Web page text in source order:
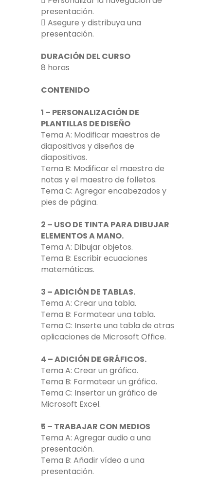
presentación.
 Asegure y distribuya una
presentación.
DURACIÓN DEL CURSO
8 horas
CONTENIDO
1 – PERSONALIZACIÓN DE
PLANTILLAS DE DISEÑO
Tema A: Modificar maestros de
diapositivas y diseños de
diapositivas.
Tema B: Modificar el maestro de
notas y el maestro de folletos.
Tema C: Agregar encabezados y
pies de página.
2 – USO DE TINTA PARA DIBUJAR
ELEMENTOS A MANO.
Tema A: Dibujar objetos.
Tema B: Escribir ecuaciones
matemáticas.
3 – ADICIÓN DE TABLAS.
Tema A: Crear una tabla.
Tema B: Formatear una tabla.
Tema C: Inserte una tabla de otras
aplicaciones de Microsoft Office.
4 – ADICIÓN DE GRÁFICOS.
Tema A: Crear un gráfico.
Tema B: Formatear un gráfico.
Tema C: Insertar un gráfico de
Microsoft Excel.
5 – TRABAJAR CON MEDIOS
Tema A: Agregar audio a una
presentación.
Tema B: Añadir vídeo a una
presentación.